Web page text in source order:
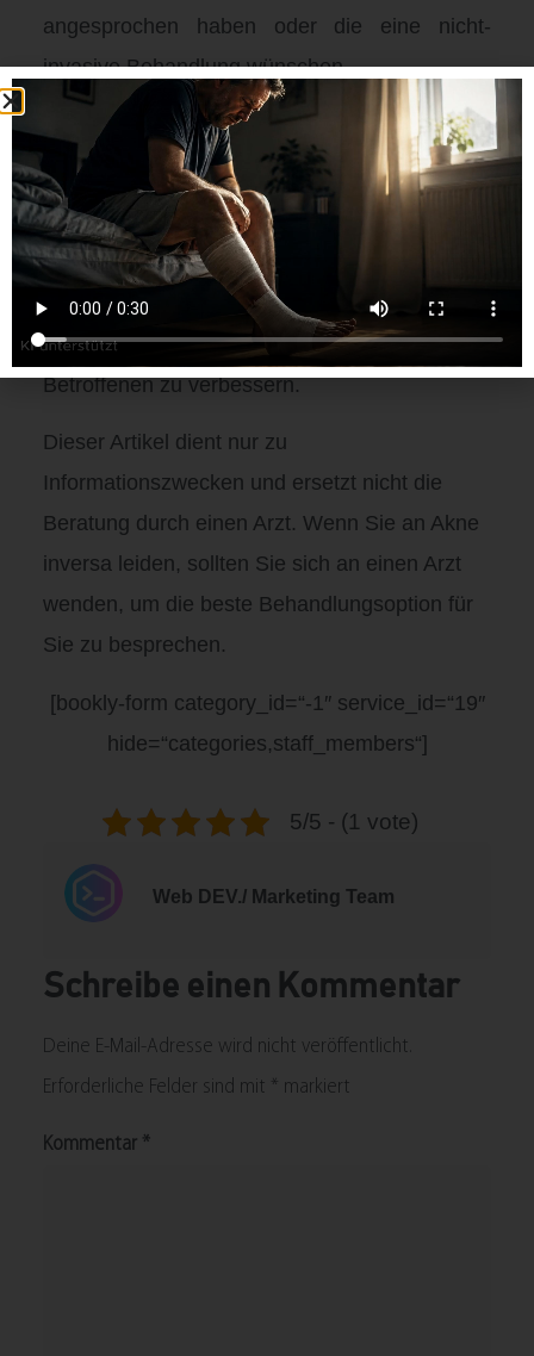
angesprochen haben oder die eine nicht-
invasive Behandlung wünschen.
Die lAight Therapie ist eine neue,
vielversprechende Behandlungsmethode für
Akne inversa. Sie ist nicht-invasiv und kann
dazu beitragen, die Symptome der Erkrankung
zu reduzieren und die Lebensqualität der
Betroffenen zu verbessern.
Dieser Artikel dient nur zu
Informationszwecken und ersetzt nicht die
Beratung durch einen Arzt. Wenn Sie an Akne
inversa leiden, sollten Sie sich an einen Arzt
wenden, um die beste Behandlungsoption für
Sie zu besprechen.
[bookly-form category_id=“-1″ service_id=“19″
hide=“categories,staff_members“]
5/5 - (1 vote)
Web DEV./ Marketing Team
Schreibe einen Kommentar
Deine E-Mail-Adresse wird nicht veröffentlicht.
Erforderliche Felder sind mit * markiert
Kommentar *